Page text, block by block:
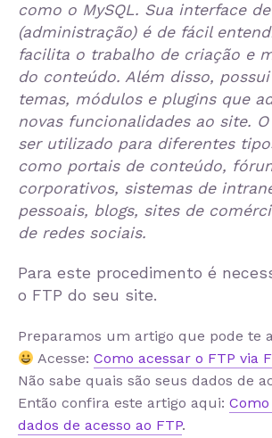
como o MySQL. Sua interface
(administração) é de fácil
facilita o trabalho de criação e
do conteúdo. Além disso,
temas, módulos e plugins que
novas funcionalidades ao site.
ser utilizado para diferentes
como portais de conteúdo,
corporativos, sistemas de
pessoais, blogs, sites de
de redes sociais.
Para este procedimento é
o FTP do seu site.
Preparamos um artigo que pode te
Acesse:Como acessar o FTP via
Não sabe quais são seus dados de
Então confira este artigo aqui:
dados de acesso ao FTP.